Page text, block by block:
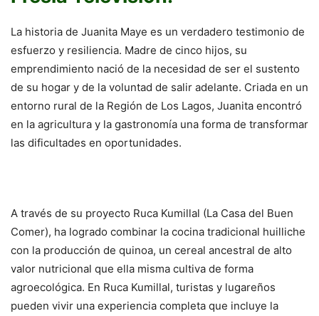
La historia de Juanita Maye es un verdadero testimonio de
esfuerzo y resiliencia. Madre de cinco hijos, su
emprendimiento nació de la necesidad de ser el sustento
de su hogar y de la voluntad de salir adelante. Criada en un
entorno rural de la Región de Los Lagos, Juanita encontró
en la agricultura y la gastronomía una forma de transformar
las dificultades en oportunidades.
A través de su proyecto Ruca Kumillal (La Casa del Buen
Comer), ha logrado combinar la cocina tradicional huilliche
con la producción de quinoa, un cereal ancestral de alto
valor nutricional que ella misma cultiva de forma
agroecológica. En Ruca Kumillal, turistas y lugareños
pueden vivir una experiencia completa que incluye la